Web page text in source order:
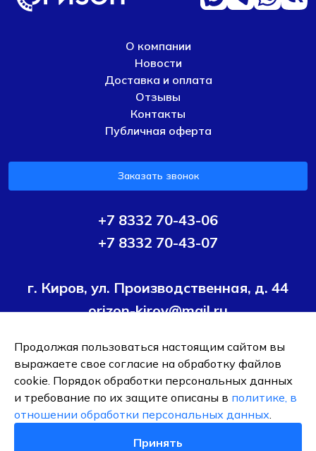
О компании
Новости
Доставка и оплата
Отзывы
Контакты
Публичная оферта
Заказать звонок
+7 8332 70-43-06
+7 8332 70-43-07
г. Киров, ул. Производственная, д. 44
orizon-kirov@mail.ru
Условия политики конфиденциальности
Согласие на
обработку персональных данных
ОБЩЕСТВО С ОГРАНИЧЕННОЙ ОТВЕТСТВЕННОСТЬЮ ТК
"ОРИЗОН-ПОДШИПНИК"
ИНН 4345495376
Продолжая пользоваться настоящим сайтом вы
выражаете свое согласие на обработку файлов
cookie. Порядок обработки персональных данных
и требование по их защите описаны в политике, в
отношении обработки персональных данных.
Принять